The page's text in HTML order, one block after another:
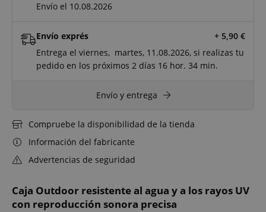
Caja Outdoor resistente al agua y a los rayos UV
con reproducción sonora precisa
Envío el 10.08.2026
Envío exprés + 5,90 €
Entrega el viernes, martes, 11.08.2026, si realizas tu
pedido en los próximos2 días 16 hor. 34 min.
Envío y entrega
Compruebe la disponibilidad de la tienda
Información del fabricante
Advertencias de seguridad